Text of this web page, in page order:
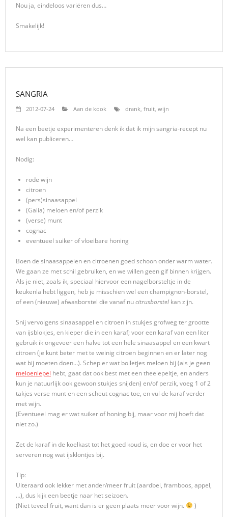
Nou ja, eindeloos variëren dus…
Smakelijk!
SANGRIA
2012-07-24 Aan de kook drank, fruit, wijn
Na een beetje experimenteren denk ik dat ik mijn sangria-recept nu
wel kan publiceren…
Nodig:
rode wijn
citroen
(pers)sinaasappel
(Galia) meloen en/of perzik
(verse) munt
cognac
eventueel suiker of vloeibare honing
Boen de sinaasappelen en citroenen goed schoon onder warm water.
We gaan ze met schil gebruiken, en we willen geen gif binnen krijgen.
Als je niet, zoals ik, speciaal hiervoor een nagelborsteltje in de
keukenla hebt liggen, heb je misschien wel een champignon-borstel,
of een (nieuwe) afwasborstel die vanaf nucitrusborstel kan zijn.
Snij vervolgens sinaasappel en citroen in stukjes grofweg ter grootte
van ijsblokjes, en kieper die in een karaf; voor een karaf van een liter
gebruik ik ongeveer een halve tot een hele sinaasappel en een kwart
citroen (je kunt beter met te weinig citroen beginnen en er later nog
wat bij moeten doen…). Schep er wat bolletjes meloen bij (als je geen
meloenlepel hebt, gaat dat ook best met een theelepeltje, en anders
kun je natuurlijk ook gewoon stukjes snijden) en/of perzik, voeg 1 of 2
takjes verse munt en een scheut cognac toe, en vul de karaf verder
met wijn.
(Eventueel mag er wat suiker of honing bij, maar voor mij hoeft dat
niet zo.)
Zet de karaf in de koelkast tot het goed koud is, en doe er voor het
serveren nog wat ijsklontjes bij.
Tip:
Uiteraard ook lekker met ander/meer fruit (aardbei, framboos, appel,
…), dus kijk een beetje naar het seizoen.
(Niet teveel fruit, want dan is er geen plaats meer voor wijn.
)